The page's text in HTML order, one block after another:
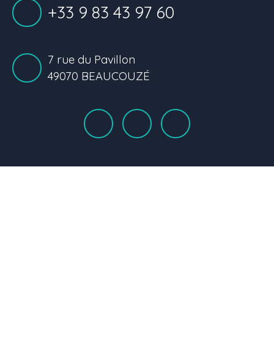
+33 9 83 43 97 60
7 rue du Pavillon
49070 BEAUCOUZÉ